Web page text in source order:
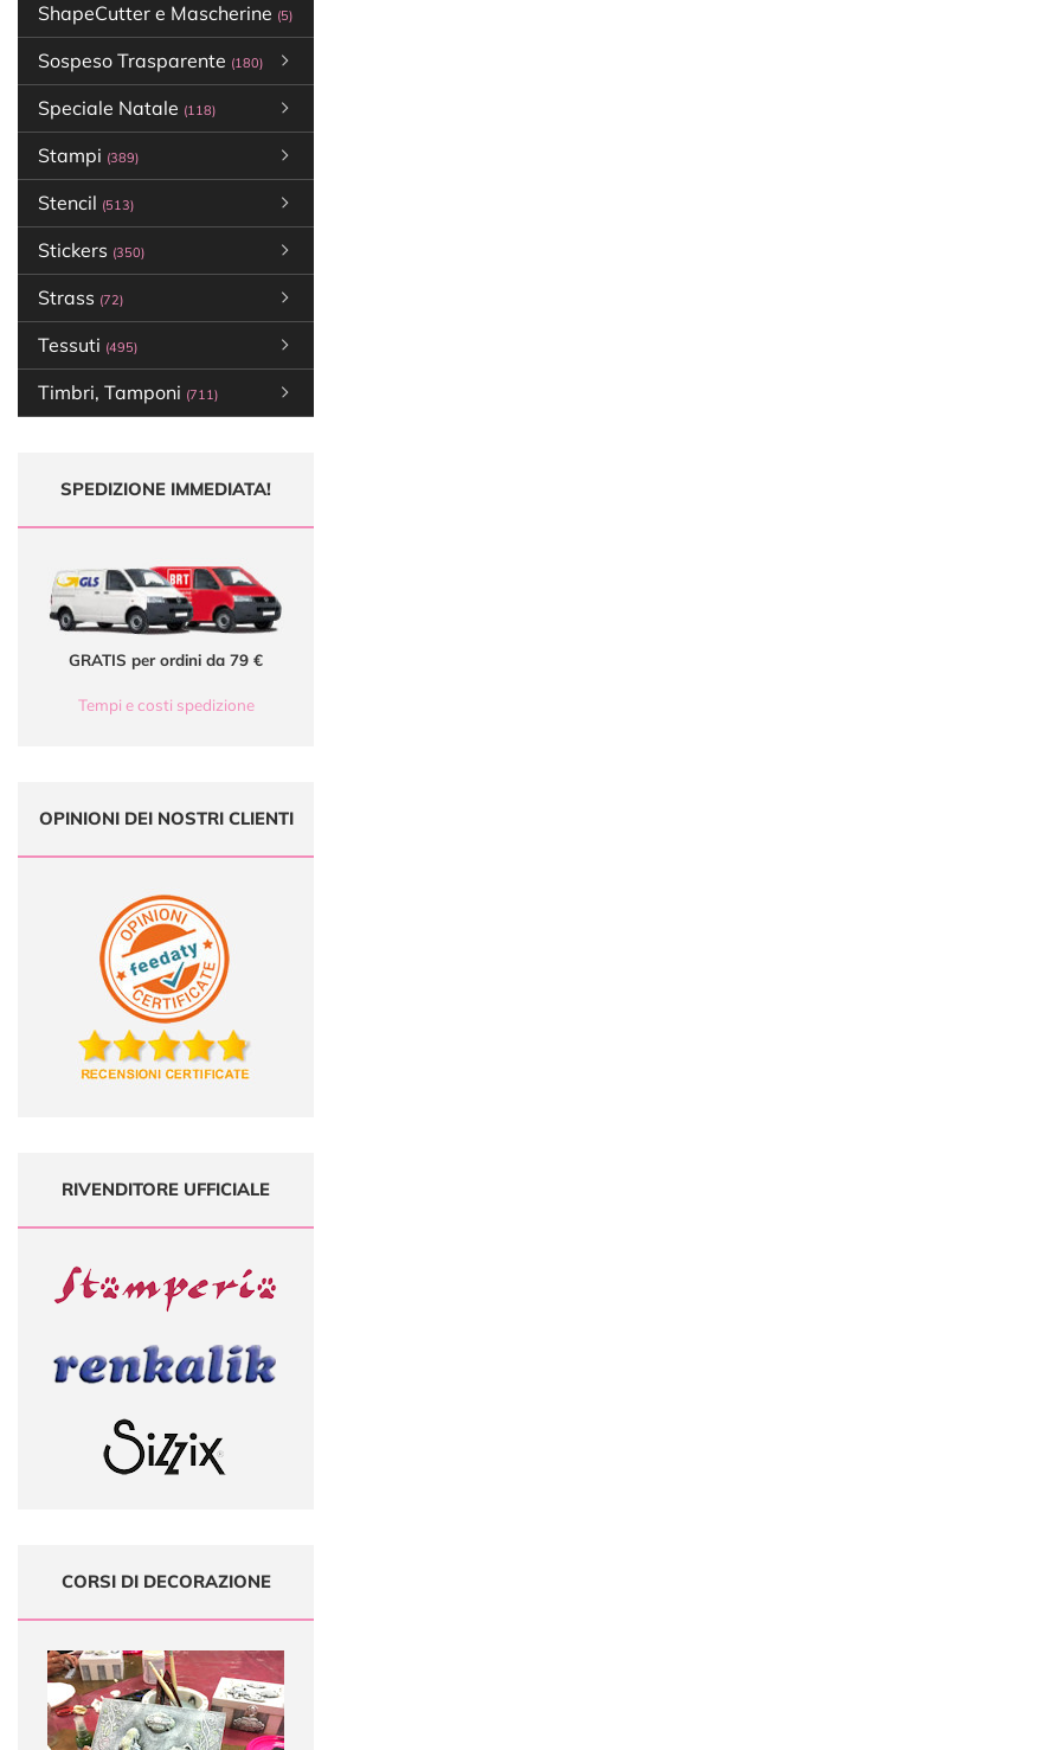
ShapeCutter e Mascherine (5)
Sospeso Trasparente (180)
Speciale Natale (118)
Stampi (389)
Stencil (513)
Stickers (350)
Strass (72)
Tessuti (495)
Timbri, Tamponi (711)
SPEDIZIONE IMMEDIATA!
GRATIS per ordini da 79 €
Tempi e costi spedizione
OPINIONI DEI NOSTRI CLIENTI
RIVENDITORE UFFICIALE
CORSI DI DECORAZIONE